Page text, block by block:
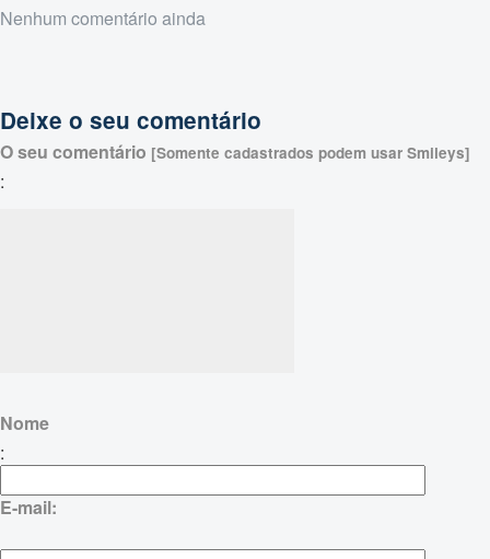
Nenhum comentário ainda
Deixe o seu comentário
O seu comentário [Somente cadastrados podem usar Smileys]
:
Nome
:
E-mail: